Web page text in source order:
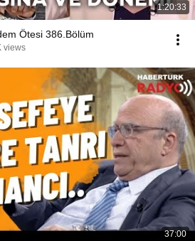
1:20:33
Ötesi 386.Bölüm
views
37:00